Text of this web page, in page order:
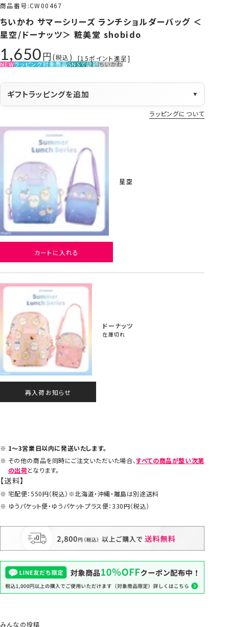
商品番号 CW00467
ちいかわ サマーシリーズ ランチショルダーバッグ ＜
星空/ドーナッツ＞ 粧美堂 shobido
1,650 税込 [15ポイント進呈]
NEWラッピング対象商品SNSで話題ちいかわ
ギフトラッピングを追加 ▼
ラッピングについて
星空
カートに入れる
ドーナッツ
在庫切れ
再入荷お知らせ
1～3営業日以内に発送いたします。
その他の商品を同時にご注文いただいた場合、すべての商品が整い次第
の出荷となります。
【送料】
宅配便：550円（税込）※北海道・沖縄・離島は別途送料
ゆうパケット便・ゆうパケットプラス便：330円（税込）
みんなの投稿